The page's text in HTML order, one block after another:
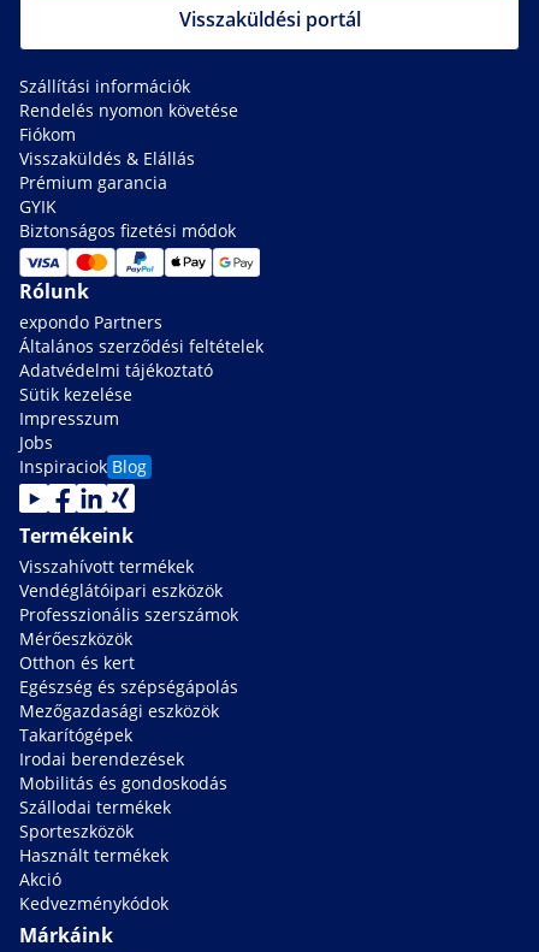
Visszaküldési portál
Szállítási információk
Rendelés nyomon követése
Fiókom
Visszaküldés & Elállás
Prémium garancia
GYIK
Biztonságos fizetési módok
Rólunk
expondo Partners
Általános szerződési feltételek
Adatvédelmi tájékoztató
Sütik kezelése
Impresszum
Jobs
Inspiraciok Blog
Termékeink
Visszahívott termékek
Vendéglátóipari eszközök
Professzionális szerszámok
Mérőeszközök
Otthon és kert
Egészség és szépségápolás
Mezőgazdasági eszközök
Takarítógépek
Irodai berendezések
Mobilitás és gondoskodás
Szállodai termékek
Sporteszközök
Használt termékek
Akció
Kedvezménykódok
Márkáink